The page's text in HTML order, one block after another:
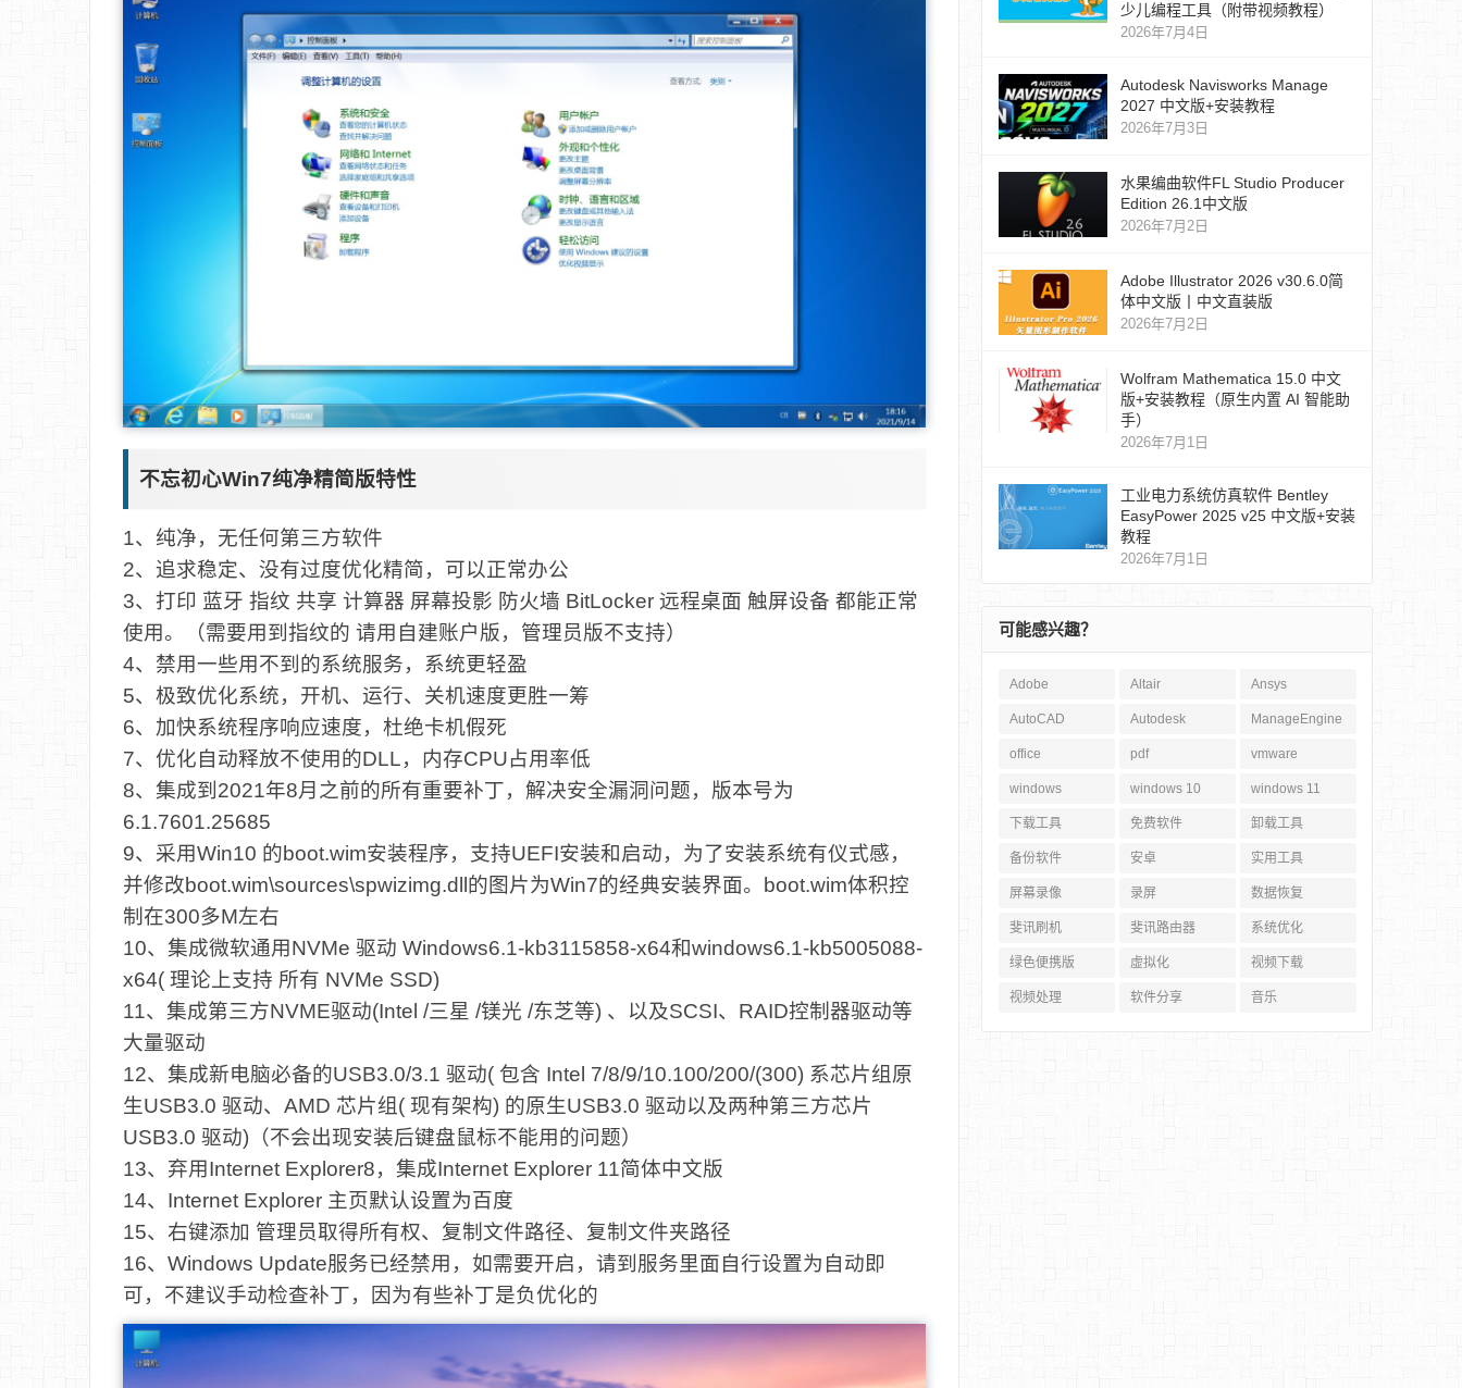
不忘初心Win7纯净精简版特性
1、纯净，无任何第三方软件
2、追求稳定、没有过度优化精简，可以正常办公
3、打印 蓝牙 指纹 共享 计算器 屏幕投影 防火墙 BitLocker 远程桌面 触屏设备 都能正常
使用。（需要用到指纹的 请用自建账户版，管理员版不支持）
4、禁用一些用不到的系统服务，系统更轻盈
5、极致优化系统，开机、运行、关机速度更胜一筹
6、加快系统程序响应速度，杜绝卡机假死
7、优化自动释放不使用的DLL，内存CPU占用率低
8、集成到2021年8月之前的所有重要补丁，解决安全漏洞问题，版本号为
6.1.7601.25685
9、采用Win10 的boot.wim安装程序，支持UEFI安装和启动，为了安装系统有仪式感，
并修改boot.wim\sources\spwizimg.dll的图片为Win7的经典安装界面。boot.wim体积控
制在300多M左右
10、集成微软通用NVMe 驱动 Windows6.1-kb3115858-x64和windows6.1-kb5005088-
x64( 理论上支持 所有 NVMe SSD)
11、集成第三方NVME驱动(Intel /三星 /镁光 /东芝等) 、以及SCSI、RAID控制器驱动等
大量驱动
12、集成新电脑必备的USB3.0/3.1 驱动( 包含 Intel 7/8/9/10.100/200/(300) 系芯片组原
生USB3.0 驱动、AMD 芯片组( 现有架构) 的原生USB3.0 驱动以及两种第三方芯片
USB3.0 驱动)（不会出现安装后键盘鼠标不能用的问题）
13、弃用Internet Explorer8，集成Internet Explorer 11简体中文版
14、Internet Explorer 主页默认设置为百度
15、右键添加 管理员取得所有权、复制文件路径、复制文件夹路径
16、Windows Update服务已经禁用，如需要开启，请到服务里面自行设置为自动即
可，不建议手动检查补丁，因为有些补丁是负优化的
少儿编程工具（附带视频教程）
2026年7月4日
Autodesk Navisworks Manage
2027 中文版+安装教程
2026年7月3日
水果编曲软件FL Studio Producer
Edition 26.1中文版
2026年7月2日
Adobe Illustrator 2026 v30.6.0简
体中文版丨中文直装版
2026年7月2日
Wolfram Mathematica 15.0 中文
版+安装教程（原生内置 AI 智能助
手）
2026年7月1日
工业电力系统仿真软件 Bentley
EasyPower 2025 v25 中文版+安装
教程
2026年7月1日
可能感兴趣？
Adobe Altair Ansys
AutoCAD Autodesk ManageEngine
office pdf vmware
windows windows 10 windows 11
下载工具 免费软件 卸载工具
备份软件 安卓 实用工具
屏幕录像 录屏 数据恢复
斐讯刷机 斐讯路由器 系统优化
绿色便携版 虚拟化 视频下载
视频处理 软件分享 音乐